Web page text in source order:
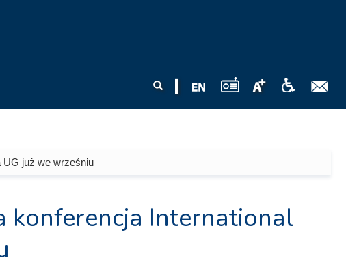
Szukaj
UG już we wrześniu
konferencja International